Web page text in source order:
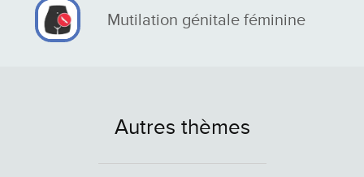
Mutilation génitale féminine
Autres thèmes